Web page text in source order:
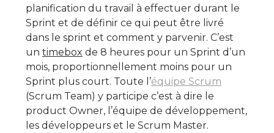
planification du travail à effectuer durant le
Sprint et de définir ce qui peut être livré
dans le sprint et comment y parvenir. C’est
un timebox de 8 heures pour un Sprint d’un
mois, proportionnellement moins pour un
Sprint plus court. Toute l’équipe Scrum
(Scrum Team) y participe c’est à dire le
product Owner, l’équipe de développement,
les développeurs et le Scrum Master.